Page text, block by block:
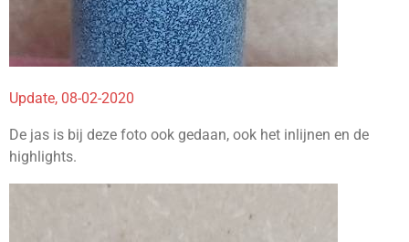
Update, 08-02-2020
De jas is bij deze foto ook gedaan, ook het inlijnen en de
highlights.